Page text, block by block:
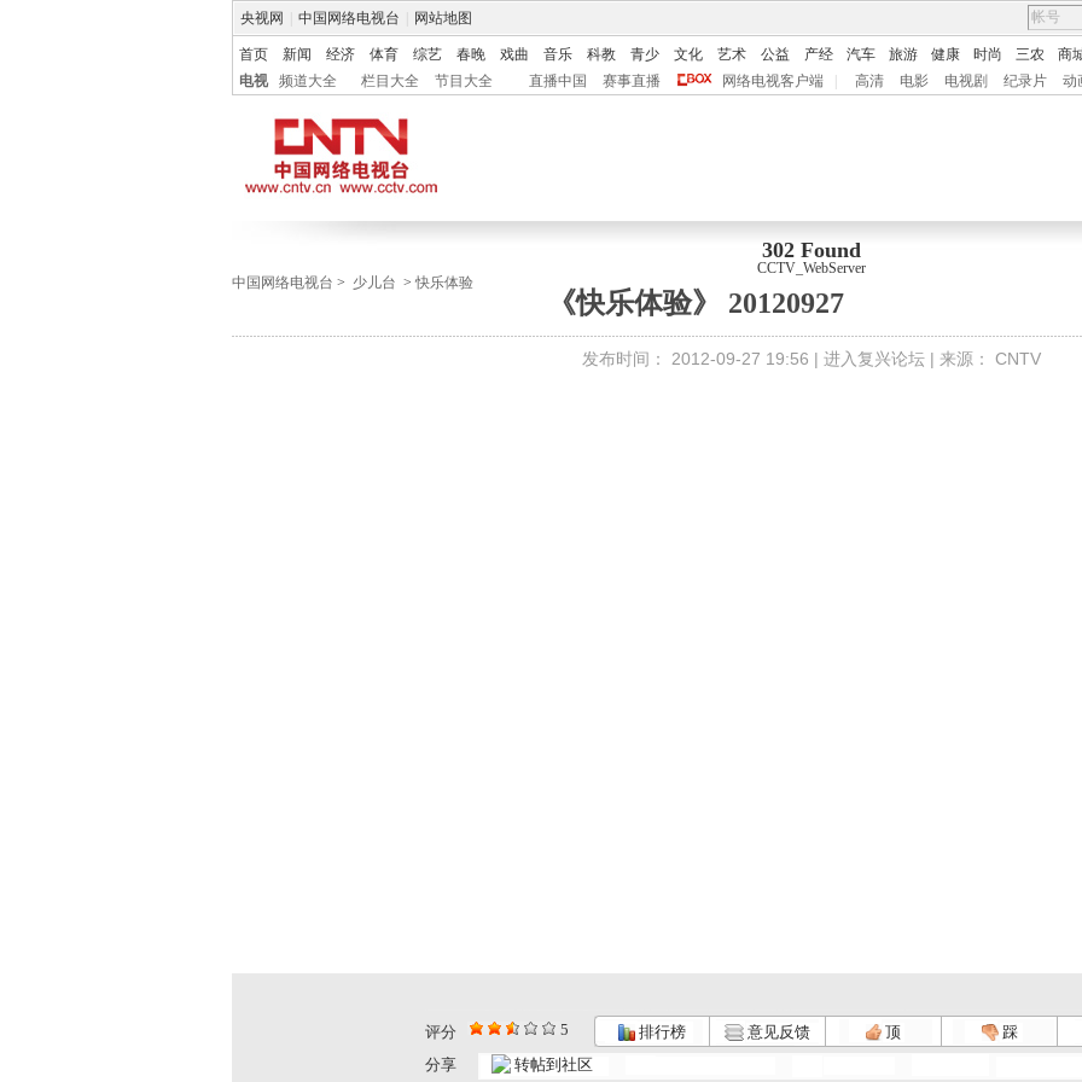
央视网 中国网络电视台 网站地图
首页 新闻 经济 体育 综艺 春晚 戏曲 音乐 科教 青少 文化 艺术 公益 产经 汽车 旅游 健康 时尚 三农 商
电视
频道大全 栏目大全 节目大全 直播中国 赛事直播 网络电视客户端 高清 电影 电视剧 纪录片 动
302 Found
CCTV_WebServer
中国网络电视台 > 少儿台 >快乐体验
《快乐体验》 20120927
发布时间： 2012-09-27 19:56 | 进入复兴论坛 | 来源： CNTV
评分 5 排行榜 意见反馈 顶 踩
分享
转帖到社区
快乐体验 ... 《快乐体验... 《快乐体验... 《快乐体验...